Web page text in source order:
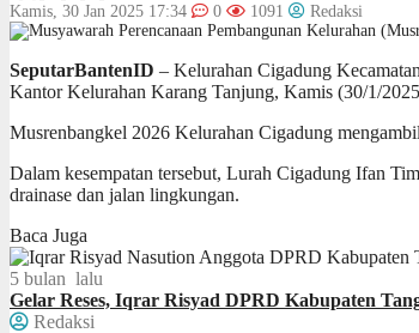
Kamis, 30 Jan 2025 17:34 0 1091
Redaksi
SeputarBantenID – Kelurahan Cigadung
Kantor Kelurahan Karang Tanjung, Kamis (30/1/
Musrenbangkel 2026 Kelurahan Cigadung
Dalam kesempatan tersebut, Lurah Cigadung Ifan
drainase dan jalan lingkungan.
Baca Juga
5 bulan lalu
Gelar Reses, Iqrar Risyad DPRD Kabupaten
Redaksi